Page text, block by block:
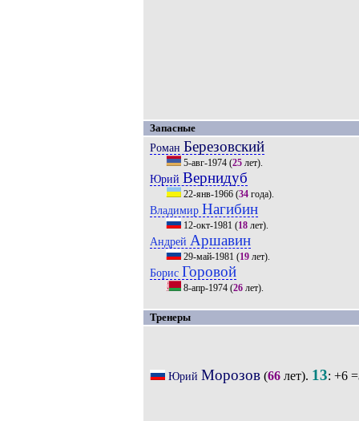
Запасные
Роман Березовский
5-авг-1974(25лет).
Юрий Вернидуб
22-янв-1966(34года).
Владимир Нагибин
12-окт-1981 (18лет).
Андрей Аршавин
29-май-1981 (19лет).
Борис Горовой
8-апр-1974(26лет).
Тренеры
Юрий Морозов(66лет). 13: +6 =